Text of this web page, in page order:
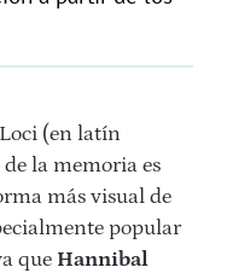
(en latín
la memoria es
más visual de
popular
que Hannibal